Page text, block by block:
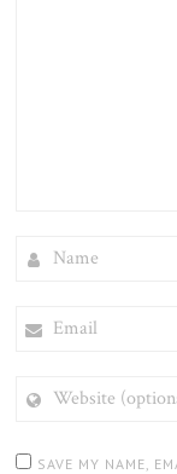
(OPTIONAL)
SAVE MY NAME,